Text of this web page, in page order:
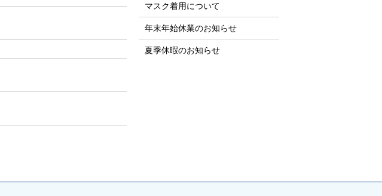
マスク着用について
年末年始休業のお知らせ
夏季休暇のお知らせ